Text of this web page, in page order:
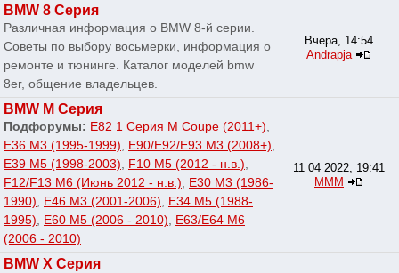
BMW 8 Серия
Различная информация о BMW 8-й серии.
Советы по выбору восьмерки, информация о
ремонте и тюнинге. Каталог моделей bmw
8er, общение владельцев.
Вчера, 14:54
Andrapja
BMW M Серия
Подфорумы: E82 1 Серия M Coupe (2011+),
E36 M3 (1995-1999), E90/E92/E93 M3 (2008+),
E39 M5 (1998-2003), F10 M5 (2012 - н.в.),
F12/F13 M6 (Июнь 2012 - н.в.), E30 M3 (1986-
1990), E46 M3 (2001-2006), E34 M5 (1988-
1995), E60 M5 (2006 - 2010), E63/E64 M6
(2006 - 2010)
11 04 2022, 19:41
МММ
BMW X Серия